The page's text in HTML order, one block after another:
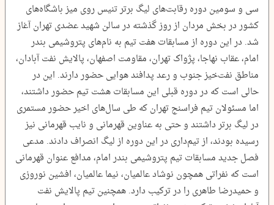
سی و سومین دوره رقابت‌های لیگ برتر تنیس روی میز باشگاه‌های
کشور در بخش مردان از روز گذشته در سالن شهید عضدی تهران آغاز
شد. در این دوره از مسابقات هفت تیم به نام‌های پتروشیمی بندر
امام، عقاب نهاجا، پژواک تهران، مقاومت اصفهان، پالایش نفت آبادان،
مناطق نفت‌خیز جنوب و رعد پدافند هوایی حضور دارند. این در
حالی است که در دوره قبلی این مسابقات هشت تیم حضور داشتند،
اما مسئولان تیم فراسنج تهران که طی سال‌های اخیر حضور مستمری
در لیگ برتر داشتند و حتی به عناوین قهرمانی و نایب قهرمانی نیز
رسیده بودند، از تیم‌داری در این دوره از لیگ انصراف دادند. مدعی
فصل جدید مسابقات تیم پتروشیمی بندر امام، مدافع عنوان قهرمانی
است که نفراتی همچون نوشاد عالمیان، نیما عالمیان، افشین نوروزی
و حمیدرضا طاهری را در ترکیب دارد. همچنین تیم پالایش نفت